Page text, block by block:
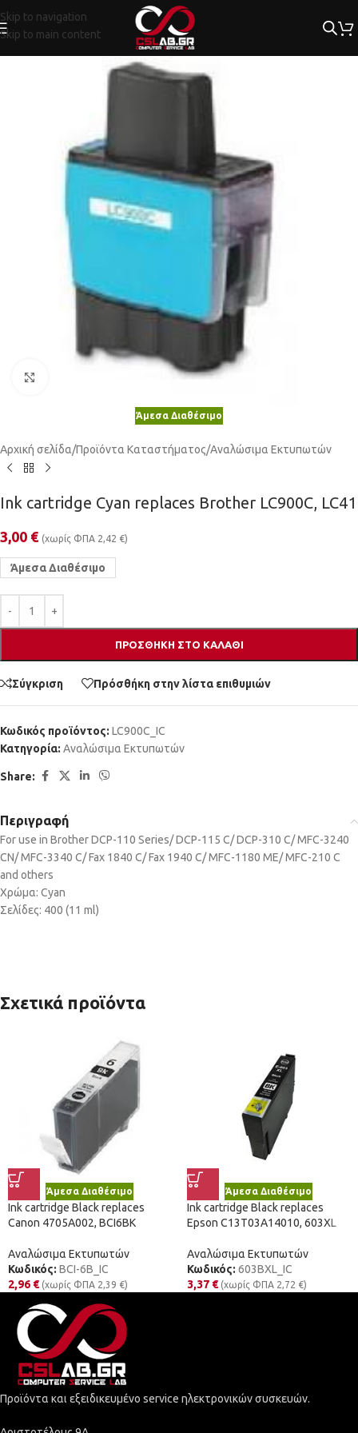
Skip to navigation
Skip to main content
Άμεσα Διαθέσιμο
Αρχική σελίδα/Προϊόντα Καταστήματος/Αναλώσιμα Εκτυπωτών
Ink cartridge Cyan replaces Brother LC900C, LC41
3,00 € (χωρίς ΦΠΑ 2,42 €)
Άμεσα Διαθέσιμο
ΠΡΟΣΘΉΚΗ ΣΤΟ ΚΑΛΆΘΙ
Σύγκριση Πρόσθήκη στην λίστα επιθυμιών
Κωδικός προϊόντος: LC900C_IC
Κατηγορία: Αναλώσιμα Εκτυπωτών
Share:
Περιγραφή
For use in Brother DCP-110 Series/ DCP-115 C/ DCP-310 C/ MFC-3240
CN/ MFC-3340 C/ Fax 1840 C/ Fax 1940 C/ MFC-1180 ME/ MFC-210 C
and others
Χρώμα: Cyan
Σελίδες: 400 (11 ml)
Σχετικά προϊόντα
Άμεσα Διαθέσιμο
Ink cartridge Black replaces
Canon 4705A002, BCI6BK
Αναλώσιμα Εκτυπωτών
Κωδικός: BCI-6B_IC
2,96 € (χωρίς ΦΠΑ 2,39 €)
Άμεσα Διαθέσιμο
Ink cartridge Black replaces
Epson C13T03A14010, 603XL
Αναλώσιμα Εκτυπωτών
Κωδικός: 603BXL_IC
3,37 € (χωρίς ΦΠΑ 2,72 €)
Προϊόντα και εξειδικευμένο service ηλεκτρονικών συσκευών.